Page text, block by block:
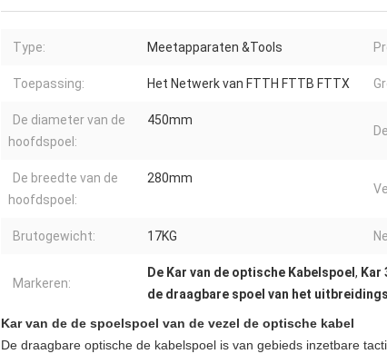
Type: Meetapparaten &Tools
Toepassing: Het Netwerk van FTTH FTTB FTTX
De diameter van de
hoofdspoel:
450mm
De breedte van de
hoofdspoel:
280mm
Brutogewicht: 17KG
Markeren:
De Kar van de optische Kabelspoel , Kar
de draagbare spoel van het
Kar van de de spoelspoel van de vezel de optische kabel
De draagbare optische de kabelspoel is van gebieds inzetbare